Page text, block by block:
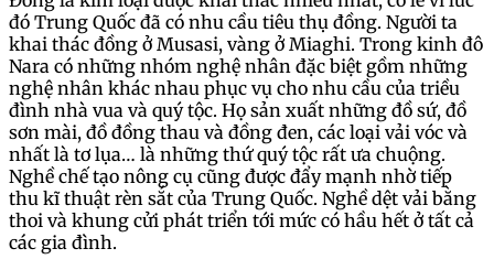
đó Trung Quốc đã có nhu cầu tiêu thụ đồng. Người ta
khai thác đồng ở Musasi, vàng ở Miaghi. Trong kinh đô
Nara có những nhóm nghệ nhân đặc biệt gồm những
nghệ nhân khác nhau phục vụ cho nhu cầu của triều
đình nhà vua và quý tộc. Họ sản xuất những đồ sứ, đồ
sơn mài, đồ đồng thau và đồng đen, các loại vải vóc và
nhất là tơ lụa… là những thứ quý tộc rất ưa chuộng.
Nghề chế tạo nông cụ cũng được đẩy mạnh nhờ tiếp
thu kĩ thuật rèn sắt của Trung Quốc. Nghề dệt vải bằng
thoi và khung cửi phát triển tới mức có hầu hết ở tất cả
các gia đình.